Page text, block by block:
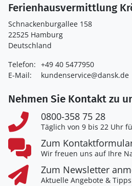
Ferienhausvermittlung
Schnackenburgallee 158
22525 Hamburg
Deutschland
Telefon: +49 40 5477950
E-Mail:
kundenservice@dansk.de
Nehmen Sie Kontakt zu
0800-358 75 28
Täglich von 9 bis 22 Uhr
Zum
Wir freuen uns auf Ihre
Zum Newsletter
Aktuelle Angebote &